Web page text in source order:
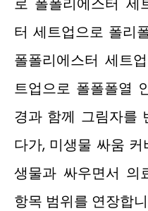
터 세트업으로 폴리
폴폴리에스터 세트
트업으로 폴폴폴열
경과 함께 그림자를
다가, 미생물 싸움
생물과 싸우면서 의
항목 범위를 연장합